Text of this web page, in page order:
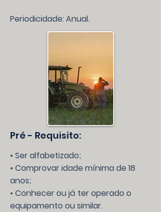
Periodicidade: Anual.
Pré - Requisito:
• Ser alfabetizado;
• Comprovar idade mínima de 18
anos;
• Conhecer ou já ter operado o
equipamento ou similar.